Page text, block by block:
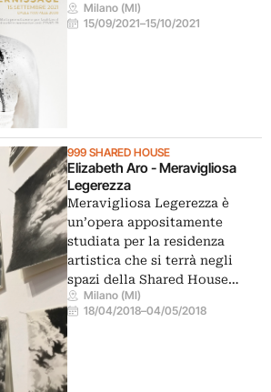
Milano (MI)
15/09/2021–15/10/2021
999 SHARED HOUSE
Elizabeth Aro - Meravigliosa
Legerezza
Meravigliosa Legerezza è
un’opera appositamente
studiata per la residenza
artistica che si terrà negli ​ ​
spazi della Shared House…
Milano (MI)
18/04/2018–04/05/2018